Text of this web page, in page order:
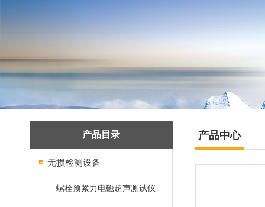
产品目录
无损检测设备
螺栓预紧力电磁超声测试仪
产品中心